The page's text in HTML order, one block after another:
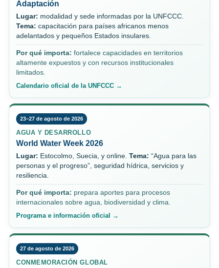
Adaptación
Lugar: modalidad y sede informadas por la UNFCCC.
Tema: capacitación para países africanos menos
adelantados y pequeños Estados insulares.
Por qué importa: fortalece capacidades en territorios
altamente expuestos y con recursos institucionales
limitados.
Calendario oficial de la UNFCCC →
23–27 de agosto de 2026
AGUA Y DESARROLLO
World Water Week 2026
Lugar: Estocolmo, Suecia, y online. Tema: “Agua para las
personas y el progreso”, seguridad hídrica, servicios y
resiliencia.
Por qué importa: prepara aportes para procesos
internacionales sobre agua, biodiversidad y clima.
Programa e información oficial →
27 de agosto de 2026
CONMEMORACIÓN GLOBAL